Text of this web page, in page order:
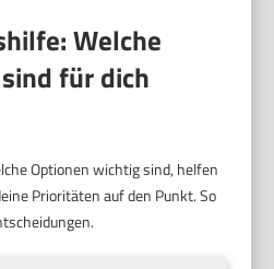
Welche
für dich
Optionen wichtig sind, helfen
Prioritäten auf den Punkt. So